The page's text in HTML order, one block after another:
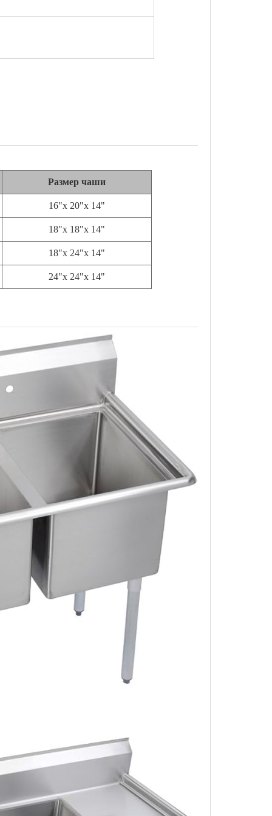
Размер чаши
16"х 20"х 14"
18"х 18"х 14"
18"х 24"х 14"
24"х 24"х 14"